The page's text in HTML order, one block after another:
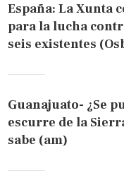
España: La Xunta
para la lucha
seis existentes
Guanajuato- ¿Se
escurre de la
sabe (am)